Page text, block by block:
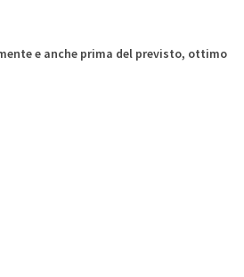
e anche prima del previsto, ottimo